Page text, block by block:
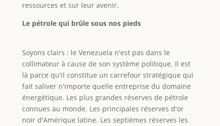
ressources et sur leur avenir.
Le pétrole qui brûle sous nos pieds
Soyons clairs : le Venezuela n'est pas dans le
collimateur à cause de son système politique. Il est
là parce qu'il constitue un carrefour stratégique qui
fait saliver n'importe quelle entreprise du domaine
énergétique. Les plus grandes réserves de pétrole
connues au monde. Les principales réserves d'or
noir d'Amérique latine. Les septièmes réserves les